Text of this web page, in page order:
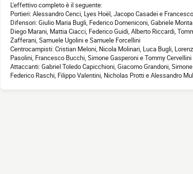
L'effettivo completo è il seguente:
Portieri: Alessandro Cenci, Lyes Hoël, Jacopo Casadei e
Difensori: Giulio Maria Bugli, Federico Domeniconi, Gabriele
Diego Marani, Mattia Ciacci, Federico Guidi, Alberto Riccardi,
Zafferani, Samuele Ugolini e Samuele Forcellini
Centrocampisti: Cristian Meloni, Nicola Molinari, Luca Bugli,
Pasolini, Francesco Bucchi, Simone Gasperoni e Tommy Cervellini
Attaccanti: Gabriel Toledo Capicchioni, Giacomo Grandoni,
Federico Raschi, Filippo Valentini, Nicholas Protti e Alessandro